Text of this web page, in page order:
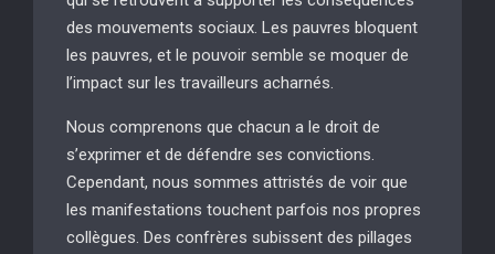
des mouvements sociaux. Les pauvres bloquent
les pauvres, et le pouvoir semble se moquer de
l’impact sur les travailleurs acharnés.
Nous comprenons que chacun a le droit de
s’exprimer et de défendre ses convictions.
Cependant, nous sommes attristés de voir que
les manifestations touchent parfois nos propres
collègues. Des confrères subissent des pillages